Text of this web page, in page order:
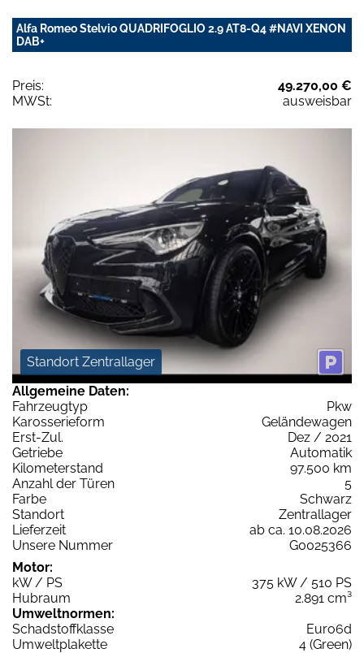
Alfa Romeo Stelvio QUADRIFOGLIO 2.9 AT8-Q4 #NAVI XENON
DAB+
Preis:
49.270,00 €
MWSt:
ausweisbar
Standort Zentrallager
Allgemeine Daten:
Fahrzeugtyp
Pkw
Karosserieform
Geländewagen
Erst-Zul.
Dez / 2021
Getriebe
Automatik
Kilometerstand
97.500 km
Anzahl der Türen
5
Farbe
Schwarz
Standort
Zentrallager
Lieferzeit
ab ca. 10.08.2026
Unsere Nummer
G0025366
Motor:
kW / PS
375 kW / 510 PS
Hubraum
2.891 cm³
Umweltnormen:
Schadstoffklasse
Euro6d
Umweltplakette
4 (Green)